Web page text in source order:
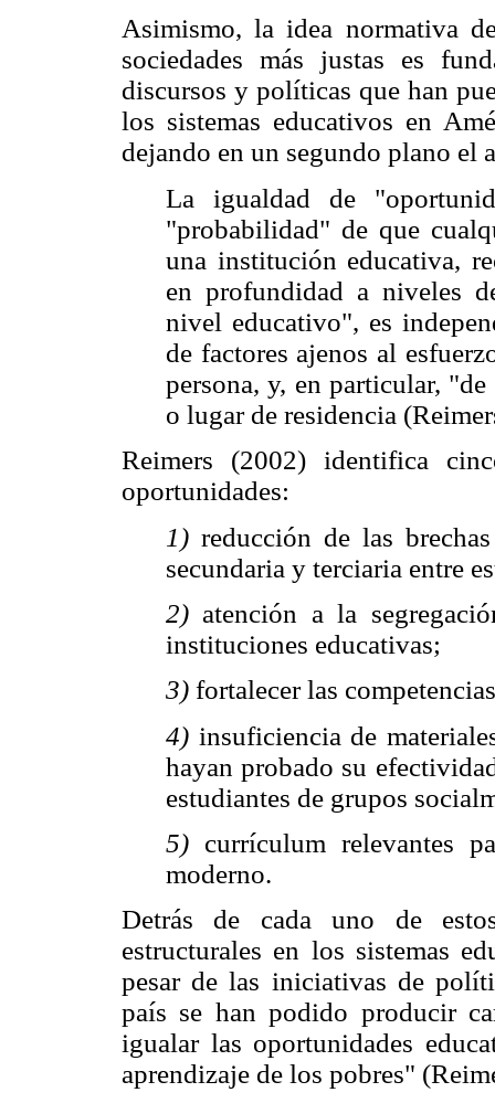
Asimismo, la idea normativa
sociedades más justas es
discursos y políticas que han
los sistemas educativos en
dejando en un segundo plano el
La igualdad de
"probabilidad" de que
una institución educativa,
en profundidad a niveles
nivel educativo", es
de factores ajenos al
persona, y, en particular,
o lugar de residencia
Reimers (2002) identifica
oportunidades:
1) reducción de las
secundaria y terciaria entre
2) atención a la
instituciones educativas;
3) fortalecer las
4) insuficiencia de
hayan probado su
estudiantes de grupos
5) currículum relevantes
moderno.
Detrás de cada uno de
estructurales en los sistemas
pesar de las iniciativas de
país se han podido producir
igualar las oportunidades
aprendizaje de los pobres"